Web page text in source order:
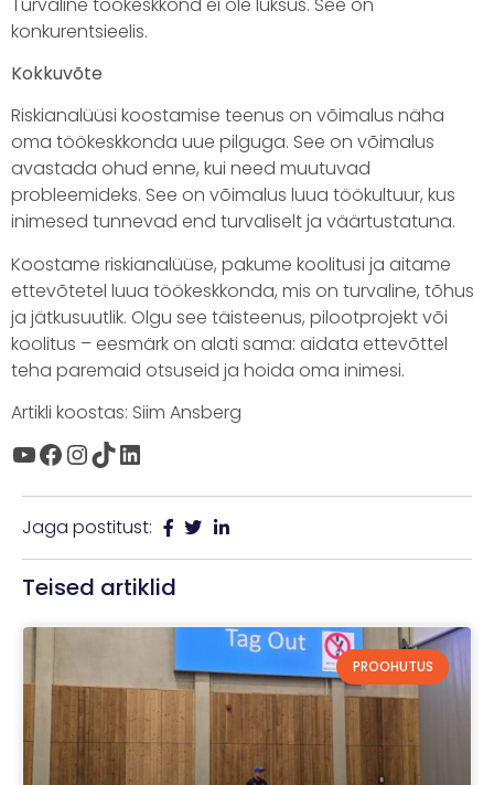
konkurentsieelis.
Kokkuvõte
Riskianalüüsi koostamise teenus on võimalus näha
oma töökeskkonda uue pilguga. See on võimalus
avastada ohud enne, kui need muutuvad
probleemideks. See on võimalus luua töökultuur, kus
inimesed tunnevad end turvaliselt ja väärtustatuna.
Koostame riskianalüüse, pakume koolitusi ja aitame
ettevõtetel luua töökeskkonda, mis on turvaline, tõhus
ja jätkusuutlik. Olgu see täisteenus, pilootprojekt või
koolitus – eesmärk on alati sama: aidata ettevõttel
teha paremaid otsuseid ja hoida oma inimesi.
Artikli koostas: Siim Ansberg
Jaga postitust:
Teised artiklid
PROOHUTUS